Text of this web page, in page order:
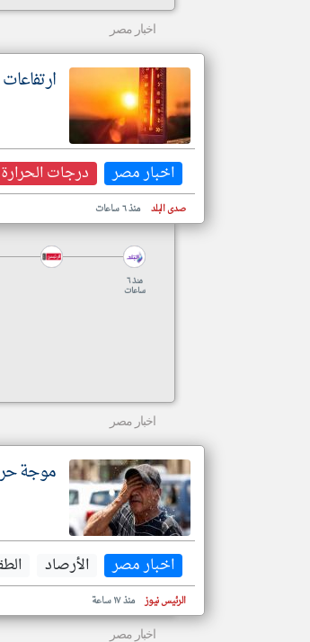
اخبار مصر
اخبار مصر درجات الحرارة
صدى البلد منذ ٦ ساعات
منذ ٦
ساعات
اخبار مصر
موجة
اخبار مصر الأرصاد
الرئيس نيوز
منذ ١٧ ساعة
اخبار مصر